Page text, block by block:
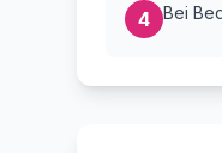
4 Bei